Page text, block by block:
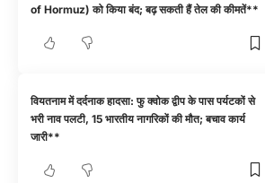
of Hormuz) को किया बंद; बढ़ सकती हैं तेल की कीमतें**
वियतनाम में दर्दनाक हादसा: फु क्वोक द्वीप के पास पर्यटकों से
भरी नाव पलटी, 15 भारतीय नागरिकों की मौत; बचाव कार्य
जारी**